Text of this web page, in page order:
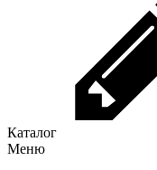
Каталог
Меню